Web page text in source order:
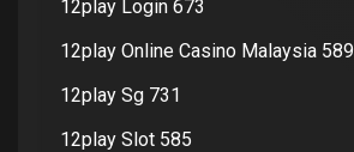
12play Login 673
12play Online Casino Malaysia 589
12play Sg 731
12play Slot 585